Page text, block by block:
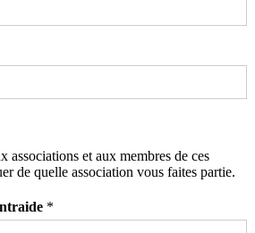
associations et aux membres de ces
de quelle association vous faites partie.
*